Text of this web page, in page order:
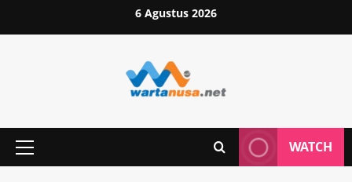
to
6 Agustus 2026
Primary
WATCH